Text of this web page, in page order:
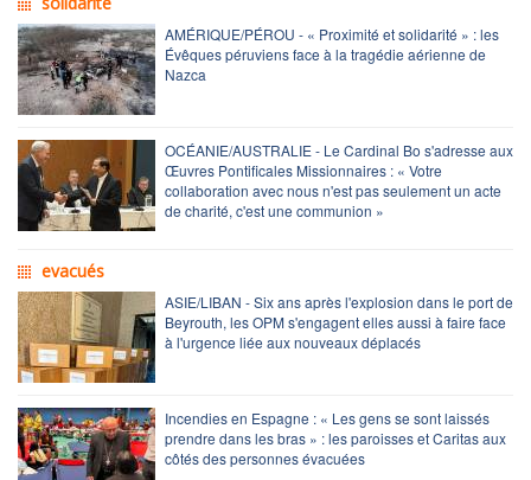
AMÉRIQUE/PÉROU - « Proximité et solidarité » : les
Évêques péruviens face à la tragédie aérienne de
Nazca
OCÉANIE/AUSTRALIE - Le Cardinal Bo s'adresse aux
Œuvres Pontificales Missionnaires : « Votre
collaboration avec nous n'est pas seulement un acte
de charité, c'est une communion »
evacués
ASIE/LIBAN - Six ans après l'explosion dans le port de
Beyrouth, les OPM s'engagent elles aussi à faire face
à l'urgence liée aux nouveaux déplacés
Incendies en Espagne : « Les gens se sont laissés
prendre dans les bras » : les paroisses et Caritas aux
côtés des personnes évacuées